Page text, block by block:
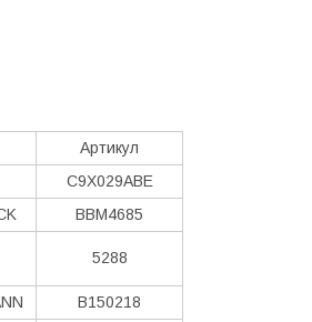
Артикул
C9X029ABE
BBM4685
5288
B150218